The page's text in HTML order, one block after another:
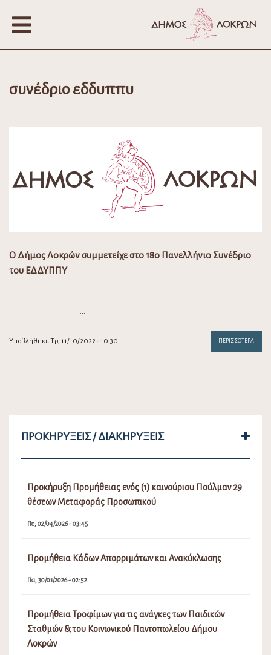
συνέδριο εδδυππυ
Ο Δήμος Λοκρών συμμετείχε στο 18ο Πανελλήνιο Συνέδριο
του ΕΔΔΥΠΠΥ
…
Υποβλήθηκε Τρ, 11/10/2022 - 10:30 ΠΕΡΙΣΣΌΤΕΡΑ
ΠΡΟΚΗΡΎΞΕΙΣ / ΔΙΑΚΗΡΎΞΕΙΣ
Προκήρυξη Προμήθειας ενός (1) καινούριου Πούλμαν 29
θέσεων Μεταφοράς Προσωπικού
Πε, 02/04/2026 - 03:45
Προμήθεια Κάδων Απορριμάτων και Ανακύκλωσης
Πα, 30/01/2026 - 02:52
Προμήθεια Τροφίμων για τις ανάγκες των Παιδικών
Σταθμών & του Κοινωνικού Παντοπωλείου Δήμου
Λοκρών